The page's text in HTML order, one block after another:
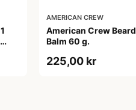
AMERICAN CREW
American Crew Beard
Balm 60 g.
225,00 kr